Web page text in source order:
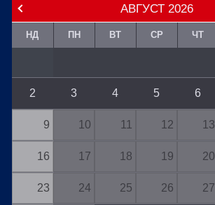
АВГУСТ 2026
НД ПН ВТ СР ЧТ
2 3 4 5 6
9 10 11 12 13
16 17 18 19 20
23 24 25 26 27